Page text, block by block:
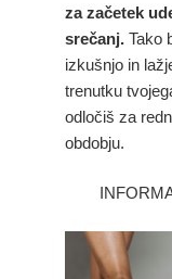
za začetek
srečanj. Tako
izkušnjo in
trenutku
odločiš za
obdobju.